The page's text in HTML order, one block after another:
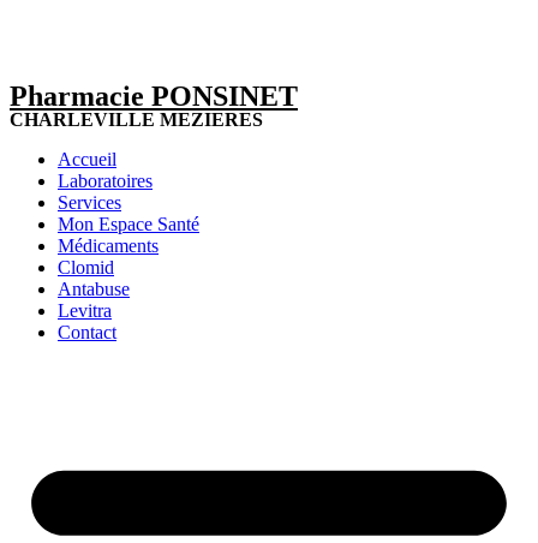
Pharmacie PONSINET
CHARLEVILLE MEZIERES
Accueil
Laboratoires
Services
Mon Espace Santé
Médicaments
Clomid
Antabuse
Levitra
Contact